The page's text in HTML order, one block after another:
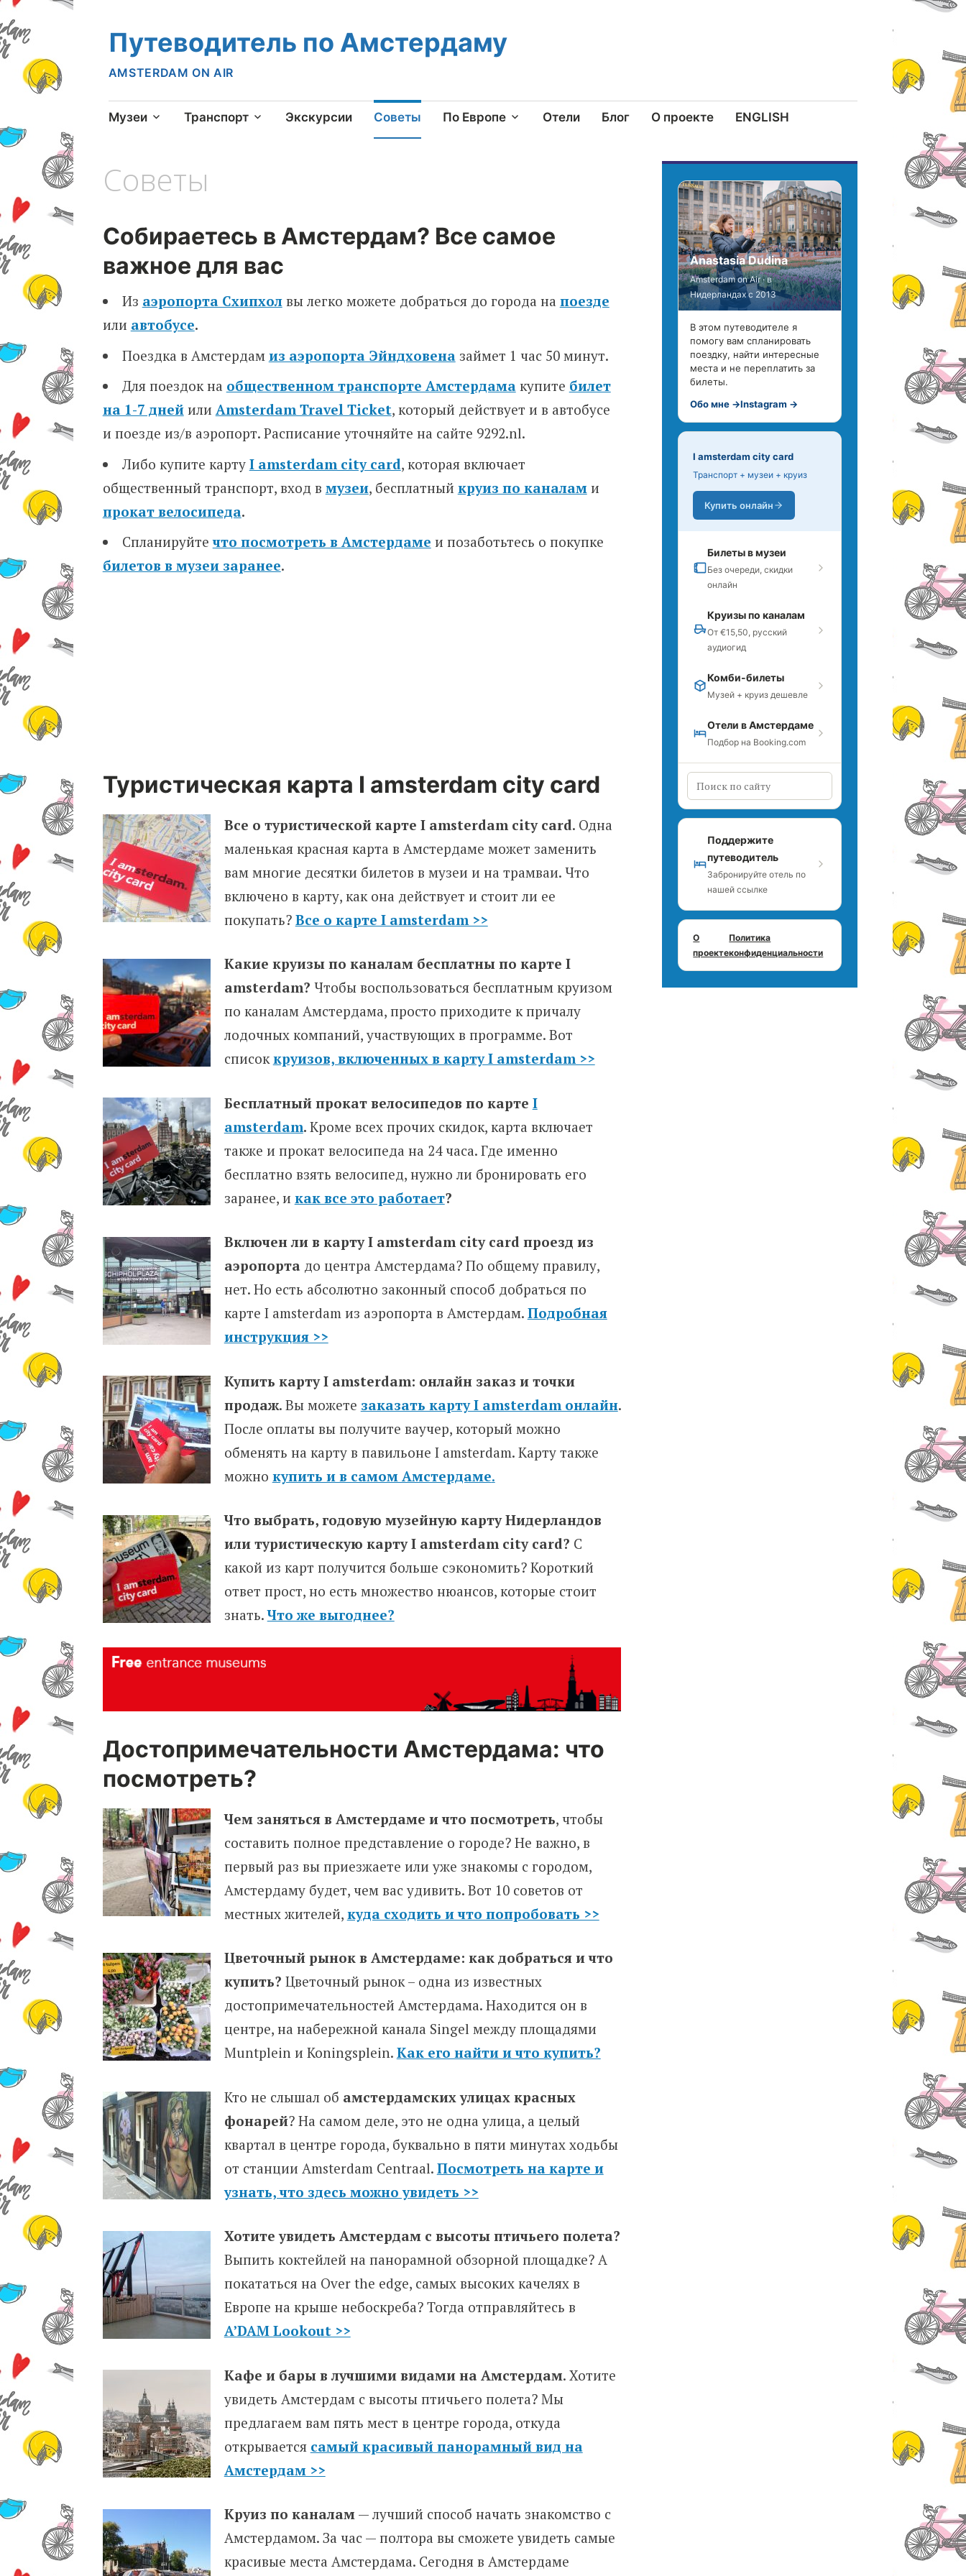
Путеводитель по Амстердаму
AMSTERDAM ON AIR
Skip
Музеи Транспорт Экскурсии Советы По Европе Отели Блог О проекте ENGLISH
Советы
Собираетесь в Амстердам? Все самое
важное для вас
Из аэропорта Схипхолвы легко можете добраться до города на поезде
или автобусе.
Поездка в Амстердам из аэропорта Эйндховеназаймет 1 час 50 минут.
Для поездок на общественном транспорте Амстердамакупите билет
на 1-7 днейили Amsterdam Travel Ticket, который действует и в автобусе
и поезде из/в аэропорт. Расписание уточняйте на сайте 9292.nl.
Либо купите карту I amsterdam city card, которая включает
общественный транспорт, вход в музеи, бесплатный круиз по каналам и
прокат велосипеда.
Спланируйтечто посмотреть в Амстердаме и позаботьтесь о покупке
билетов в музеи заранее.
Туристическая карта I amsterdam city card
Все о туристической карте I amsterdam city card. Одна
маленькая красная карта в Амстердаме может заменить
вам многие десятки билетов в музеи и на трамваи. Что
включено в карту, как она действует и стоит ли ее
покупать? Все о карте I amsterdam >>
Какие круизы по каналам бесплатны по карте I
amsterdam? Чтобы воспользоваться бесплатным круизом
по каналам Амстердама, просто приходите к причалу
лодочных компаний, участвующих в программе. Вот
списоккруизов, включенных в карту I amsterdam >>
Бесплатный прокат велосипедов по карте I
amsterdam. Кроме всех прочих скидок, карта включает
также и прокат велосипеда на 24 часа. Где именно
бесплатно взять велосипед, нужно ли бронировать его
заранее, и как все это работает?
Включен ли в карту I amsterdam city card проезд из
аэропорта до центра Амстердама? По общему правилу,
нет. Но есть абсолютно законный способ добраться по
карте I amsterdam из аэропорта в Амстердам. Подробная
инструкция >>
Купить карту I amsterdam: онлайн заказ и точки
продаж. Вы можете заказать карту I amsterdam онлайн.
После оплаты вы получите ваучер, который можно
обменять на карту в павильоне I amsterdam. Карту также
можно купить и в самом Амстердаме.
Что выбрать, годовую музейную карту Нидерландов
или туристическую карту I amsterdam city card? С
какой из карт получится больше сэкономить? Короткий
ответ прост, но есть множество нюансов, которые стоит
знать.Что же выгоднее?
Достопримечательности Амстердама: что
посмотреть?
Чем заняться в Амстердаме и что посмотреть, чтобы
составить полное представление о городе? Не важно, в
первый раз вы приезжаете или уже знакомы с городом,
Амстердаму будет, чем вас удивить. Вот 10 советов от
местных жителей, куда сходить и что попробовать >>
Цветочный рынок в Амстердаме: как добраться и что
купить? Цветочный рынок – одна из известных
достопримечательностей Амстердама. Находится он в
центре, на набережной канала Singel между площадями
Muntplein и Koningsplein. Как его найти и что купить?
Кто не слышал об амстердамских улицах красных
фонарей? На самом деле, это не одна улица, а целый
квартал в центре города, буквально в пяти минутах ходьбы
от станции Amsterdam Centraal. Посмотреть на карте и
узнать, что здесь можно увидеть >>
Хотите увидеть Амстердам с высоты птичьего полета?
Выпить коктейлей на панорамной обзорной площадке? А
покататься на Over the edge, самых высоких качелях в
Европе на крыше небоскреба? Тогда отправляйтесь в
A’DAM Lookout >>
Кафе и бары в лучшими видами на Амстердам. Хотите
увидеть Амстердам с высоты птичьего полета? Мы
предлагаем вам пять мест в центре города, откуда
открывается самый красивый панорамный вид на
Амстердам >>
Круиз по каналам— лучший способ начать знакомство с
Амстердамом. За час — полтора вы сможете увидеть самые
красивые места Амстердама. Сегодня в Амстердаме
Anastasia Dudina
Amsterdam on Air · в
Нидерландах с 2013
В этом путеводителе я
помогу вам спланировать
поездку, найти интересные
места и не переплатить за
билеты.
Обо мне →Instagram →
I amsterdam city card
Транспорт + музеи + круиз
Купить онлайн
Билеты в музеи
Без очереди, скидки
онлайн
Круизы по каналам
От €15,50, русский
аудиогид
Комби-билеты
Музей + круиз дешевле
Отели в Амстердаме
Подбор на Booking.com
Поддержите
путеводитель
Забронируйте отель по
нашей ссылке
О
проекте
Политика
конфиденциальности